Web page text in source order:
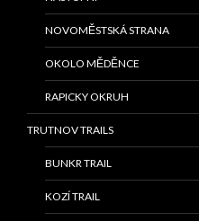
NOVOMĚSTSKÁ STRANA
OKOLO MĚDĚNCE
RAPICKY OKRUH
TRUTNOV TRAILS
BUNKR TRAIL
KOZÍ TRAIL